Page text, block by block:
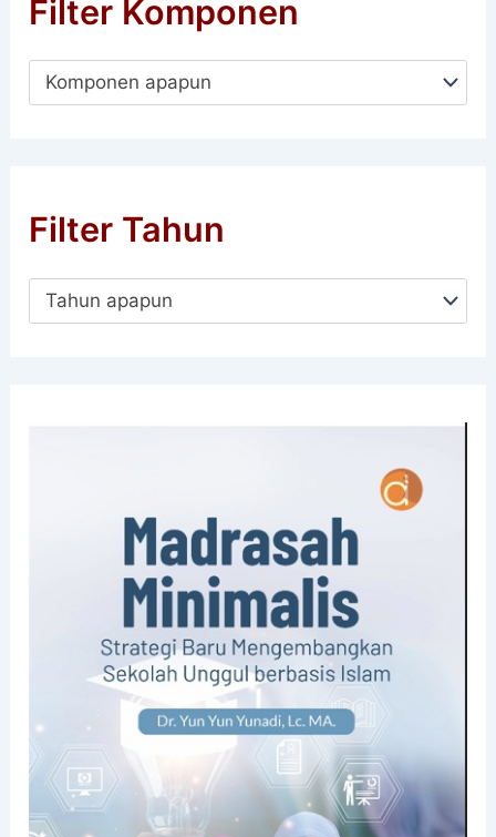
Filter Komponen
Komponen apapun
Filter Tahun
Tahun apapun